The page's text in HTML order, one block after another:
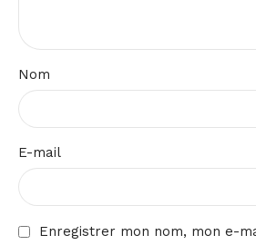
Nom
E-mail
Enregistrer mon nom, mon e-